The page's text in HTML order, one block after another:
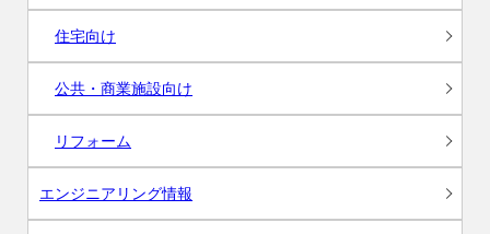
住宅向け
公共・商業施設向け
リフォーム
エンジニアリング情報